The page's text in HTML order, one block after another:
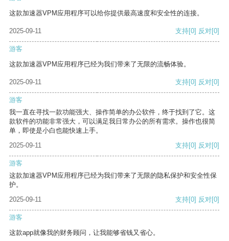
这款加速器VPM应用程序可以给你提供最高速度和安全性的连接。
2025-09-11 支持[0] 反对[0]
游客
这款加速器VPM应用程序已经为我们带来了无限的流畅体验。
2025-09-11 支持[0] 反对[0]
游客
我一直在寻找一款功能强大、操作简单的办公软件，终于找到了它。这
款软件的功能非常强大，可以满足我日常办公的所有需求。操作也很简
单，即使是小白也能快速上手。
2025-09-11
支持[0] 反对[0]
游客
这款加速器VPM应用程序已经为我们带来了无限的隐私保护和安全性保
护。
2025-09-11
支持[0] 反对[0]
游客
这款app就像我的财务顾问，让我能够省钱又省心。